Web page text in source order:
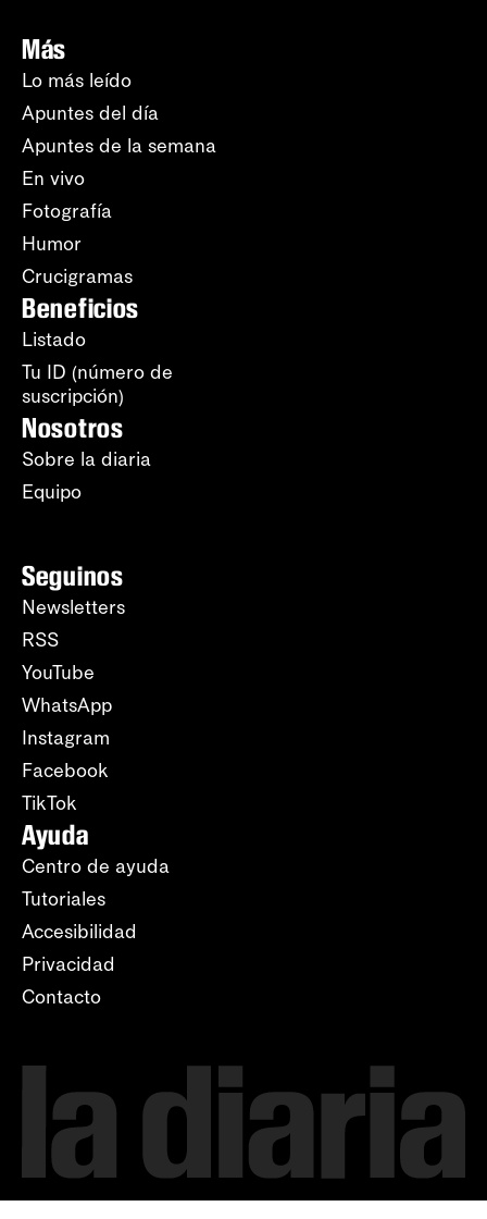
Más
Lo más leído
Apuntes del día
Apuntes de la semana
En vivo
Fotografía
Humor
Crucigramas
Beneficios
Listado
Tu ID (número de
suscripción)
Nosotros
Sobre la diaria
Equipo
Seguinos
Newsletters
RSS
YouTube
WhatsApp
Instagram
Facebook
TikTok
Ayuda
Centro de ayuda
Tutoriales
Accesibilidad
Privacidad
Contacto